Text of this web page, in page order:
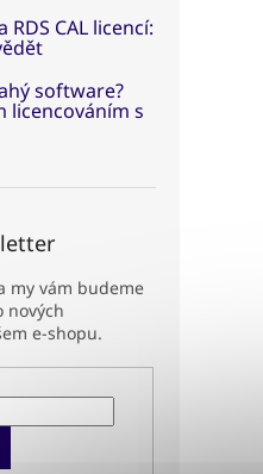
RDS CAL licencí:
software?
licencováním s
my vám budeme
nových
e-shopu.